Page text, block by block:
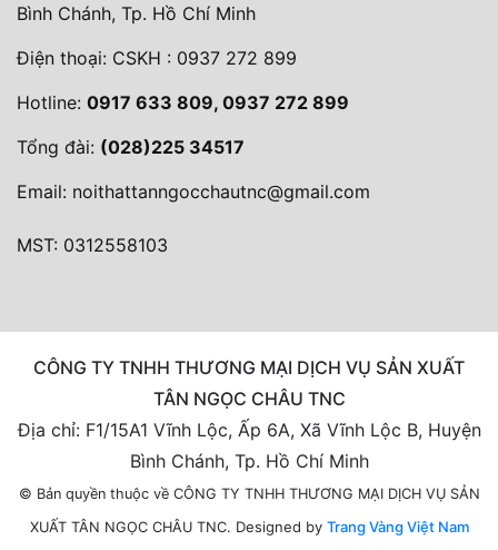
Bình Chánh, Tp. Hồ Chí Minh
Điện thoại: CSKH : 0937 272 899
Hotline: 0917 633 809, 0937 272 899
Tổng đài: (028)225 34517
Email: noithattanngocchautnc@gmail.com
MST: 0312558103
CÔNG TY TNHH THƯƠNG MẠI DỊCH VỤ SẢN XUẤT
TÂN NGỌC CHÂU TNC
Địa chỉ: F1/15A1 Vĩnh Lộc, Ấp 6A, Xã Vĩnh Lộc B, Huyện
Bình Chánh, Tp. Hồ Chí Minh
© Bản quyền thuộc về CÔNG TY TNHH THƯƠNG MẠI DỊCH VỤ SẢN
XUẤT TÂN NGỌC CHÂU TNC. Designed by Trang Vàng Việt Nam